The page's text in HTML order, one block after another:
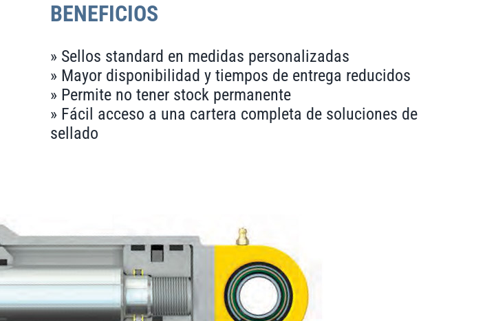
BENEFICIOS
» Sellos standard en medidas personalizadas
» Mayor disponibilidad y tiempos de entrega reducidos
» Permite no tener stock permanente
» Fácil acceso a una cartera completa de soluciones de
sellado